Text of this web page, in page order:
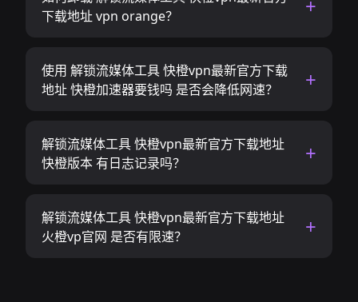
下载地址 vpn orange？
使用 解锁流媒体工具 快橙vpn最新官方下载
地址 快橙加速器要钱吗 是否会降低网速？
解锁流媒体工具 快橙vpn最新官方下载地址
快橙版本 有日志记录吗？
解锁流媒体工具 快橙vpn最新官方下载地址
火橙vp官网 是否有限速？